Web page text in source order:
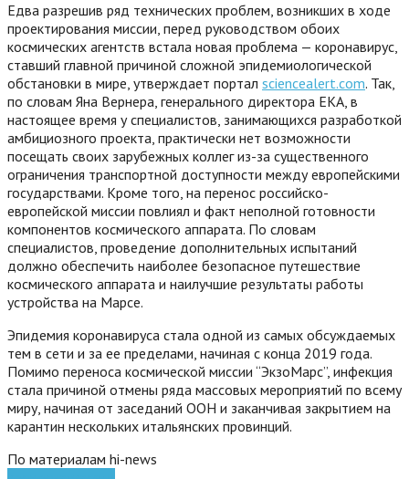
Едва разрешив ряд технических проблем, возникших в ходе
проектирования миссии, перед руководством обоих
космических агентств встала новая проблема — коронавирус,
ставший главной причиной сложной эпидемиологической
обстановки в мире, утверждает портал sciencealert.com. Так,
по словам Яна Вернера, генерального директора ЕКА, в
настоящее время у специалистов, занимающихся разработкой
амбициозного проекта, практически нет возможности
посещать своих зарубежных коллег из-за существенного
ограничения транспортной доступности между европейскими
государствами. Кроме того, на перенос российско-
европейской миссии повлиял и факт неполной готовности
компонентов космического аппарата. По словам
специалистов, проведение дополнительных испытаний
должно обеспечить наиболее безопасное путешествие
космического аппарата и наилучшие результаты работы
устройства на Марсе.
Эпидемия коронавируса стала одной из самых обсуждаемых
тем в сети и за ее пределами, начиная с конца 2019 года.
Помимо переноса космической миссии “ЭкзоМарс”, инфекция
стала причиной отмены ряда массовых мероприятий по всему
миру, начиная от заседаний ООН и заканчивая закрытием на
карантин нескольких итальянских провинций.
По материалам hi-news